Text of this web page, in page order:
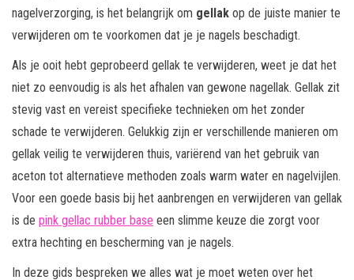
nagelverzorging, is het belangrijk om gellak op de juiste manier te
verwijderen om te voorkomen dat je je nagels beschadigt.
Als je ooit hebt geprobeerd gellak te verwijderen, weet je dat het
niet zo eenvoudig is als het afhalen van gewone nagellak. Gellak zit
stevig vast en vereist specifieke technieken om het zonder
schade te verwijderen. Gelukkig zijn er verschillende manieren om
gellak veilig te verwijderen thuis, variërend van het gebruik van
aceton tot alternatieve methoden zoals warm water en nagelvijlen.
Voor een goede basis bij het aanbrengen en verwijderen van gellak
is de pink gellac rubber base een slimme keuze die zorgt voor
extra hechting en bescherming van je nagels.
In deze gids bespreken we alles wat je moet weten over het